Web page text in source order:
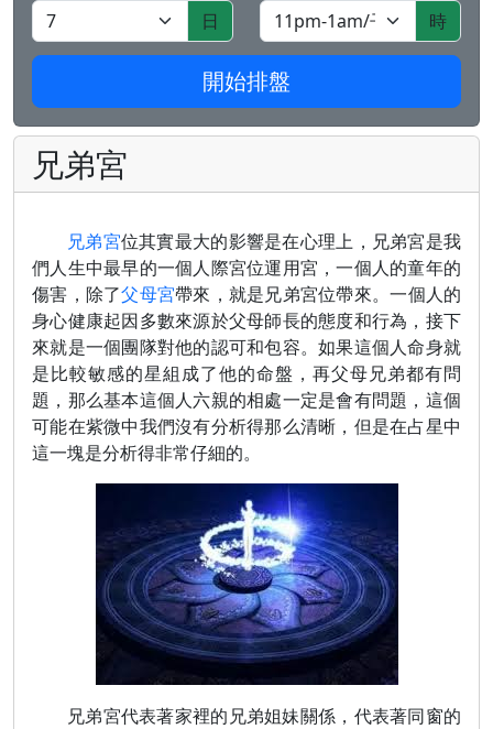
日 時
開始排盤
兄弟宮
兄弟宮位其實最大的影響是在心理上，兄弟宮是我
們人生中最早的一個人際宮位運用宮，一個人的童年的
傷害，除了父母宮帶來，就是兄弟宮位帶來。一個人的
身心健康起因多數來源於父母師長的態度和行為，接下
來就是一個團隊對他的認可和包容。如果這個人命身就
是比較敏感的星組成了他的命盤，再父母兄弟都有問
題，那么基本這個人六親的相處一定是會有問題，這個
可能在紫微中我們沒有分析得那么清晰，但是在占星中
這一塊是分析得非常仔細的。
兄弟宮代表著家裡的兄弟姐妹關係，代表著同窗的